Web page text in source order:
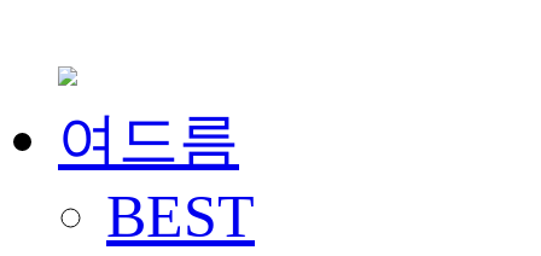
여드름
BEST